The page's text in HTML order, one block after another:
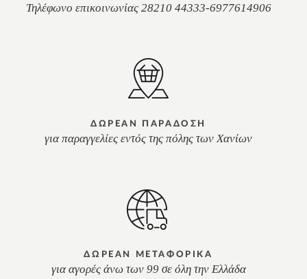
Τηλέφωνο επικοινωνίας 28210 44333-6977614906
ΔΩΡΕΑΝ ΠΑΡΑΔΟΣΗ
για παραγγελίες εντός της πόλης των Χανίων
ΔΩΡΕΑΝ ΜΕΤΑΦΟΡΙΚΑ
για αγορές άνω των 99 σε όλη την Ελλάδα